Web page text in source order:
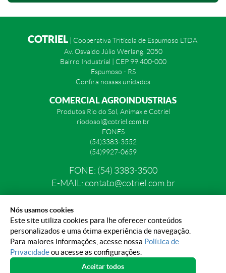
COTRIEL| Cooperativa Tritícola de Espumoso LTDA.
Av. Osvaldo Júlio Werlang, 2050
Bairro Industrial | CEP 99.400-000
Espumoso - RS
Confira nossas unidades
COMERCIAL AGROINDUSTRIAS
Produtos Rio do Sol, Animax e Cotriel
riodosol@cotriel.com.br
FONES
(54)3383-3552
(54)9927-0659
FONE: (54) 3383-3500
E-MAIL: contato@cotriel.com.br
POLÍTICA DE PRIVACIDADE PORTAL DE PRIVACIDADE
PREFERÊNCIAS DE COOKIE
Nós usamos cookies
Este site utiliza cookies para lhe oferecer conteúdos
personalizados e uma ótima experiência de navegação.
Para maiores informações, acesse nossa Política de
Privacidadeou acesse as configurações.
Aceitar todos